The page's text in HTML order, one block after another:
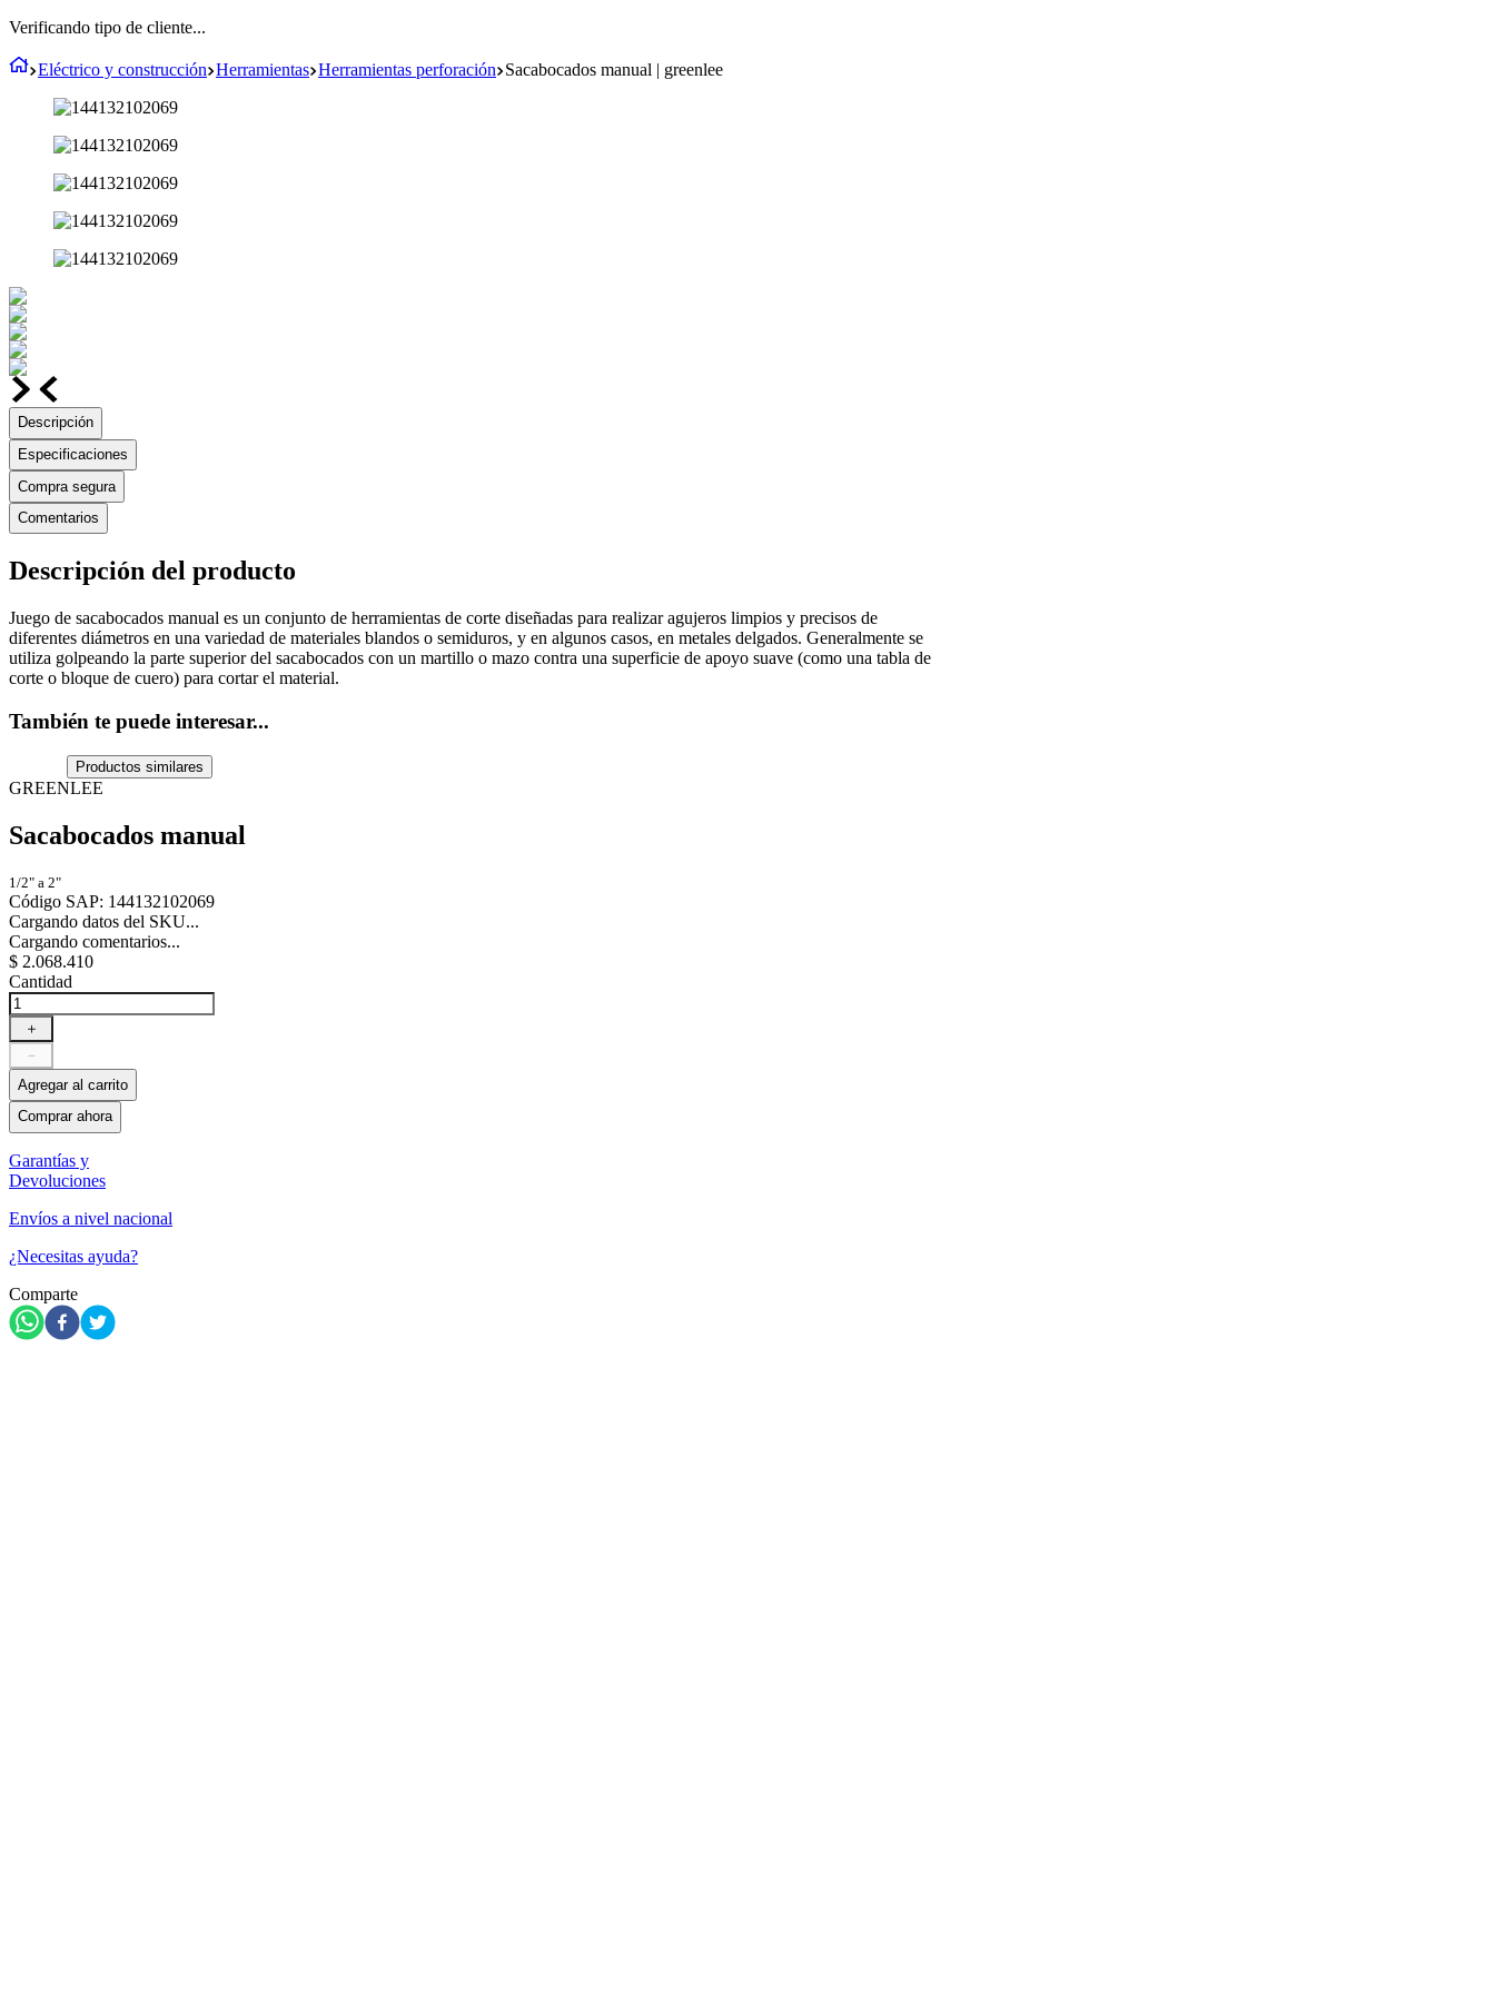
Verificando tipo de cliente...
Eléctrico y construcción Herramientas Herramientas perforación Sacabocados manual | greenlee
Descripción
Especificaciones
Compra segura
Comentarios
Descripción del producto
Juego de sacabocados manual es un conjunto de herramientas de corte diseñadas para realizar agujeros limpios y precisos de
diferentes diámetros en una variedad de materiales blandos o semiduros, y en algunos casos, en metales delgados. Generalmente se
utiliza golpeando la parte superior del sacabocados con un martillo o mazo contra una superficie de apoyo suave (como una tabla de
corte o bloque de cuero) para cortar el material.
También te puede interesar...
Productos similares
GREENLEE
Sacabocados manual
1/2" a 2"
Código SAP: 144132102069
Cargando datos del SKU...
Cargando comentarios...
$ 2.068.410
Cantidad
＋
－
Agregar al carrito
Comprar ahora
Garantías y
Devoluciones
Envíos a nivel nacional
¿Necesitas ayuda?
Comparte